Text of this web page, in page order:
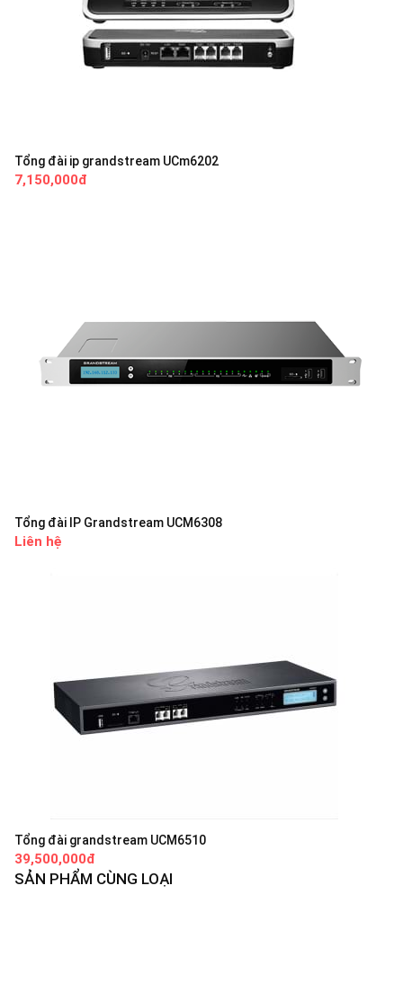
Tổng đài ip grandstream UCm6202
7,150,000đ
Tổng đài IP Grandstream UCM6308
Liên hệ
Tổng đài grandstream UCM6510
39,500,000đ
SẢN PHẨM CÙNG LOẠI